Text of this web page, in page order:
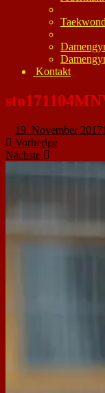
Kontakt
19. November 2017
Vorherige
Nächste